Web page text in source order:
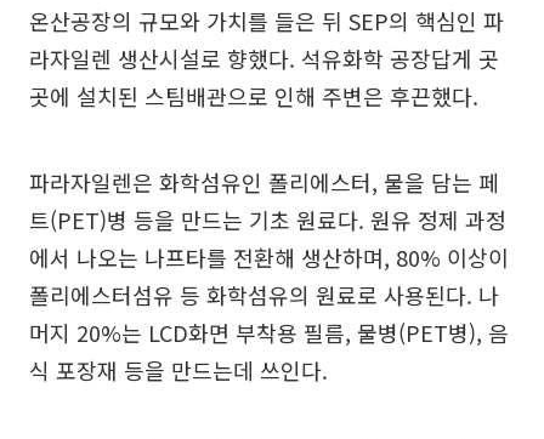
온산공장의 규모와 가치를 들은 뒤 SEP의 핵심인 파
라자일렌 생산시설로 향했다. 석유화학 공장답게 곳
곳에 설치된 스팀배관으로 인해 주변은 후끈했다.
파라자일렌은 화학섬유인 폴리에스터, 물을 담는 페
트(PET)병 등을 만드는 기초 원료다. 원유 정제 과정
에서 나오는 나프타를 전환해 생산하며, 80% 이상이
폴리에스터섬유 등 화학섬유의 원료로 사용된다. 나
머지 20%는 LCD화면 부착용 필름, 물병(PET병), 음
식 포장재 등을 만드는데 쓰인다.